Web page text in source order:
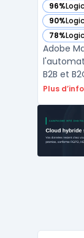
96%
— voir
90%
— voir
78%
— voir
Adobe
B2B et
des
Plus